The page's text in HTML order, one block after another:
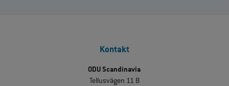
Kontakt
ODU Scandinavia
Tellusvägen 11 B